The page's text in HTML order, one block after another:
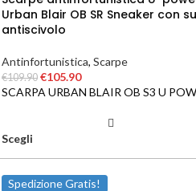
Urban Blair OB SR Sneaker con
antiscivolo
Antinfortunistica, Scarpe
€109.90 €105.90
SCARPA URBAN BLAIR OB S3 U
Scegli
Spedizione Gratis!